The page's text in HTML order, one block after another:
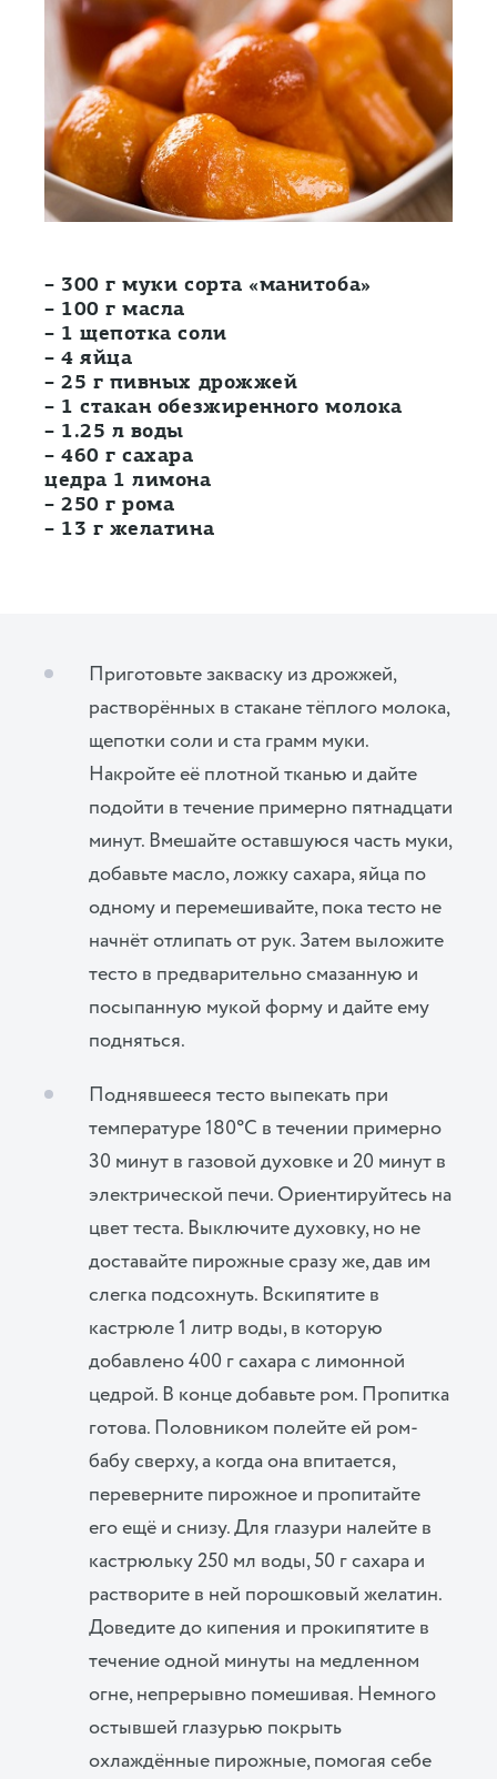
– 300 г муки сорта «манитоба»
– 100 г масла
– 1 щепотка соли
– 4 яйца
– 25 г пивных дрожжей
– 1 стакан обезжиренного молока
– 1.25 л воды
– 460 г сахара
цедра 1 лимона
– 250 г рома
– 13 г желатина
Приготовьте закваску из дрожжей,
растворённых в стакане тёплого молока,
щепотки соли и ста грамм муки.
Накройте её плотной тканью и дайте
подойти в течение примерно пятнадцати
минут. Вмешайте оставшуюся часть муки,
добавьте масло, ложку сахара, яйца по
одному и перемешивайте, пока тесто не
начнёт отлипать от рук. Затем выложите
тесто в предварительно смазанную и
посыпанную мукой форму и дайте ему
подняться.
Поднявшееся тесто выпекать при
температуре 180°С в течении примерно
30 минут в газовой духовке и 20 минут в
электрической печи. Ориентируйтесь на
цвет теста. Выключите духовку, но не
доставайте пирожные сразу же, дав им
слегка подсохнуть. Вскипятите в
кастрюле 1 литр воды, в которую
добавлено 400 г сахара с лимонной
цедрой. В конце добавьте ром. Пропитка
готова. Половником полейте ей ром-
бабу сверху, а когда она впитается,
переверните пирожное и пропитайте
его ещё и снизу. Для глазури налейте в
кастрюльку 250 мл воды, 50 г сахара и
растворите в ней порошковый желатин.
Доведите до кипения и прокипятите в
течение одной минуты на медленном
огне, непрерывно помешивая. Немного
остывшей глазурью покрыть
охлаждённые пирожные, помогая себе